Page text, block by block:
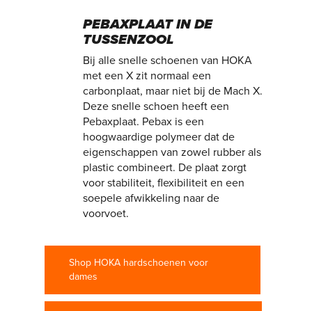
PEBAXPLAAT IN DE
TUSSENZOOL
Bij alle snelle schoenen van HOKA
met een X zit normaal een
carbonplaat, maar niet bij de Mach X.
Deze snelle schoen heeft een
Pebaxplaat. Pebax is een
hoogwaardige polymeer dat de
eigenschappen van zowel rubber als
plastic combineert. De plaat zorgt
voor stabiliteit, flexibiliteit en een
soepele afwikkeling naar de
voorvoet.
Shop HOKA hardschoenen voor
dames